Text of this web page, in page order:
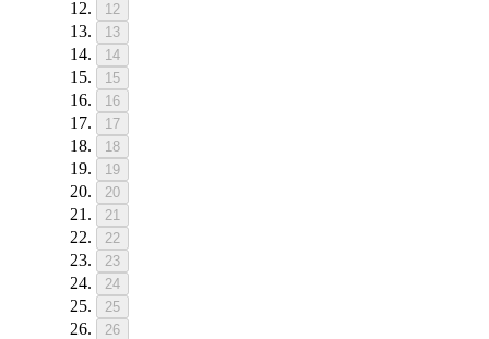
12
13
14
15
16
17
18
19
20
21
22
23
24
25
26